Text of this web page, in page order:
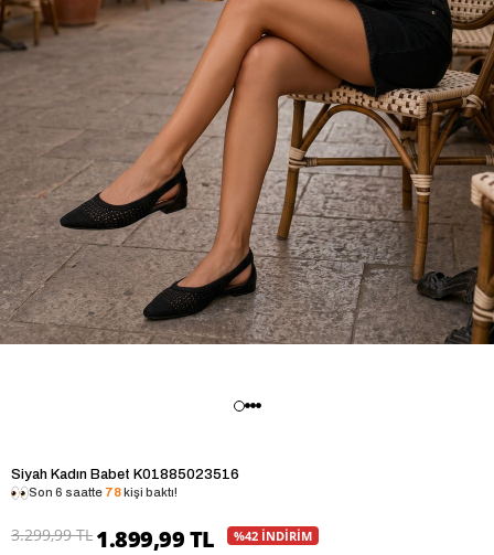
Siyah Kadın Babet K01885023516
Son 6 saatte 78kişi baktı!
3.299,99 TL 1.899,99 TL %42 İNDİRİM